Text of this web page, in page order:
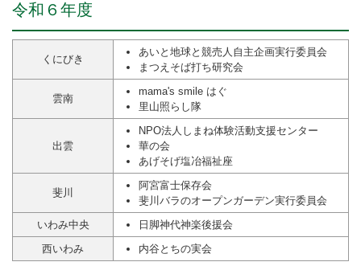
令和６年度
くにびき
あいと地球と競売人自主企画実行委員会
まつえそば打ち研究会
雲南
mama's smile はぐ
里山照らし隊
出雲
NPO法人しまね体験活動支援センター
華の会
あげそげ塩冶福祉座
斐川
阿宮富士保存会
斐川バラのオープンガーデン実行委員会
いわみ中央
日脚神代神楽後援会
西いわみ
内谷とちの実会